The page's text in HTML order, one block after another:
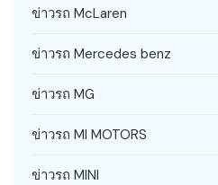
ข่าวรถ McLaren
ข่าวรถ Mercedes benz
ข่าวรถ MG
ข่าวรถ MI MOTORS
ข่าวรถ MINI